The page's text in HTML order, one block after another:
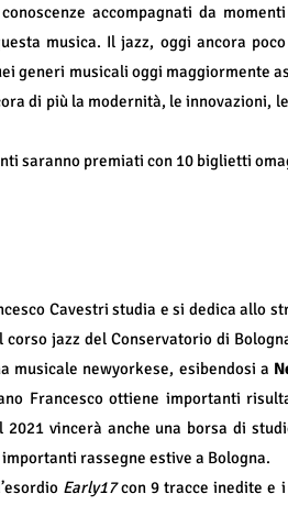
accompagnati da
musica. Il jazz, oggi ancora
generi musicali oggi maggiormente
di più la modernità, le innovazioni,
saranno premiati con 10 biglietti
Cavestri studia e si dedica allo
jazz del Conservatorio di
musicale newyorkese, esibendosi a
Francesco ottiene importanti
vincerà anche una borsa di
rassegne estive a Bologna.
Early17con 9 tracce inedite e i